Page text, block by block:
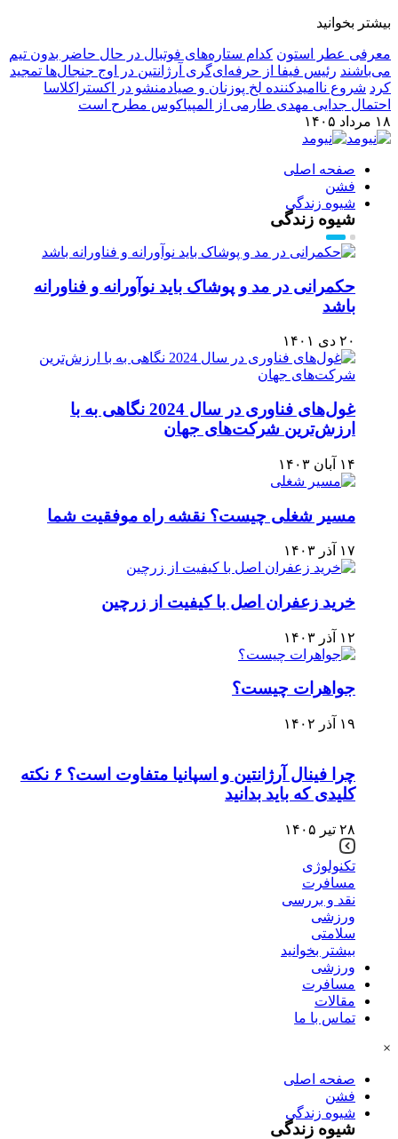
بیشتر بخوانید
معرفی عطر استون کدام ستاره‌های فوتبال در حال حاضر بدون تیم
می‌باشند رئیس فیفا از حرفه‌ای‌گری آرژانتین در اوج جنجال‌ها تمجید
کرد شروع ناامیدکننده لخ پوزنان و صیادمنشو در اکستراکلاسا
احتمال جدایی مهدی طارمی از المپیاکوس مطرح است
۱۸ مرداد ۱۴۰۵
صفحه اصلی
فشن
شیوه زندگی
شیوه زندگی
حکمرانی در مد و پوشاک باید نوآورانه و فناورانه
باشد
۲۰ دی ۱۴۰۱
غول‌های فناوری در سال 2024 نگاهی به با
ارزش‌ترین شرکت‌های جهان
۱۴ آبان ۱۴۰۳
مسیر شغلی چیست؟ نقشه راه موفقیت شما
۱۷ آذر ۱۴۰۳
خرید زعفران اصل با کیفیت از زرچین
۱۲ آذر ۱۴۰۳
جواهرات چیست؟
۱۹ آذر ۱۴۰۲
چرا فینال آرژانتین و اسپانیا متفاوت است؟ ۶ نکته
کلیدی که باید بدانید
۲۸ تیر ۱۴۰۵
تکنولوژی
مسافرت
نقد و بررسی
ورزشی
سلامتی
بیشتر بخوانید
ورزشی
مسافرت
مقالات
تماس با ما
×
صفحه اصلی
فشن
شیوه زندگی
شیوه زندگی